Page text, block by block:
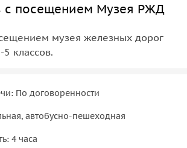
с посещением Музея РЖД
музея железных дорог
классов.
По договоренности
автобусно-пешеходная
4 часа